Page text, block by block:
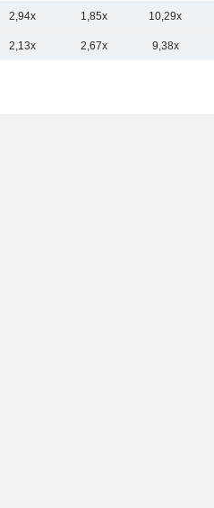
2,94x 1,85x 10,29x
2,13x 2,67x 9,38x